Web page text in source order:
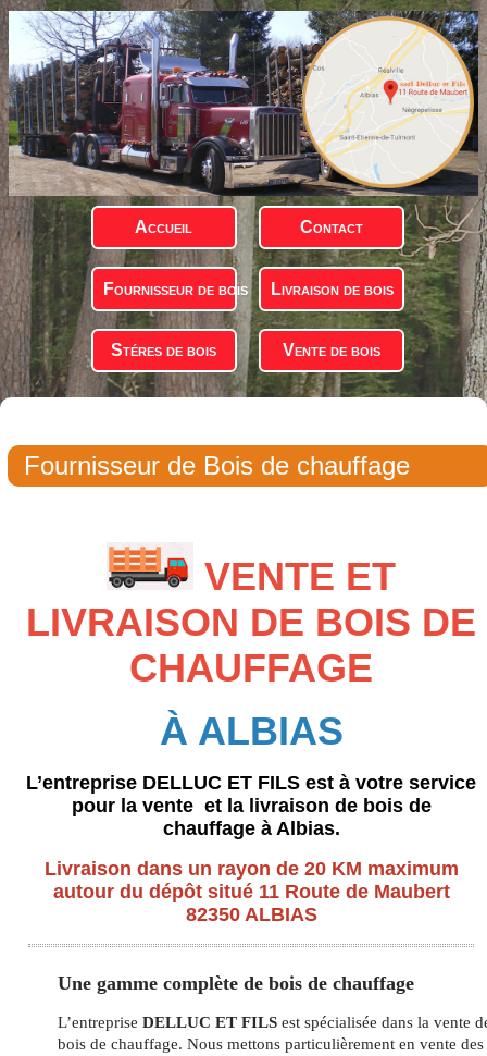
Accueil Contact
Fournisseur de bois Livraison de bois
Stéres de bois Vente de bois
Fournisseur de Bois de chauffage
VENTE ET
LIVRAISON DE BOIS DE
CHAUFFAGE
À ALBIAS
L’entreprise DELLUC ET FILS est à votre service
pour la vente et la livraison de bois de
chauffage à Albias.
Livraison dans un rayon de 20 KM maximum
autour du dépôt situé 11 Route de Maubert
82350 ALBIAS
Une gamme complète de bois de chauffage
L’entreprise DELLUC ET FILS est spécialisée dans la vente
bois de chauffage. Nous mettons particulièrement en vente